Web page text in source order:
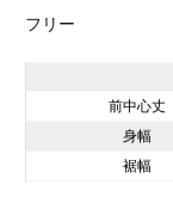
フリー
前中心丈
身幅
裾幅